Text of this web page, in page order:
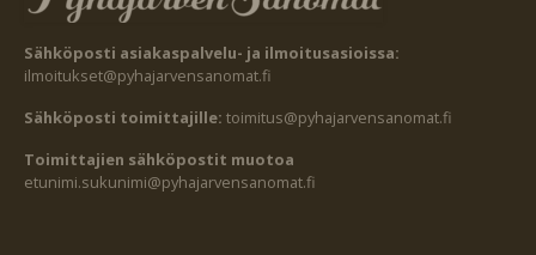
Sähköposti asiakaspalvelu- ja ilmoitusasioissa:
ilmoitukset@pyhajarvensanomat.fi
Sähköposti toimittajille: toimitus@pyhajarvensanomat.fi
Toimittajien sähköpostit muotoa
etunimi.sukunimi@pyhajarvensanomat.fi